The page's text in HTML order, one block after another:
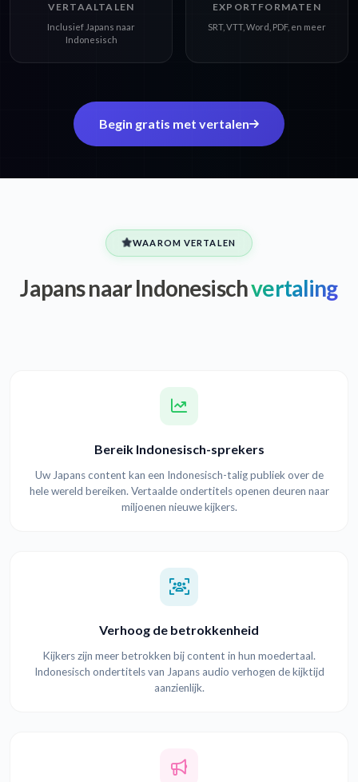
VERTAALTALEN
Inclusief Japans naar
Indonesisch
EXPORTFORMATEN
SRT, VTT, Word, PDF, en meer
Begin gratis met vertalen
WAAROM VERTALEN
Japans naar Indonesischvertaling
Bereik Indonesisch-sprekers
Uw Japans content kan een Indonesisch-talig publiek over de
hele wereld bereiken. Vertaalde ondertitels openen deuren naar
miljoenen nieuwe kijkers.
Verhoog de betrokkenheid
Kijkers zijn meer betrokken bij content in hun moedertaal.
Indonesisch ondertitels van Japans audio verhogen de kijktijd
aanzienlijk.